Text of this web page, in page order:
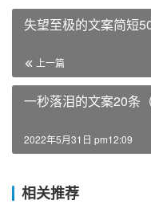
失望至极的文案简短
上一篇
一秒落泪的文案20条
2022年5月31日 pm12:09
相关推荐